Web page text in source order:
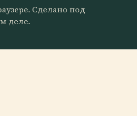
Сделано под
деле.